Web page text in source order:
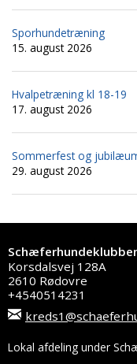
Sporhundetræning
15. august 2026
Hvalpetræning kl 18-19
17. august 2026
Sommerfest og
29. august 2026
Korsdalsvej 128A
2610 Rødovre
+4540514231
Lokal afdeling under